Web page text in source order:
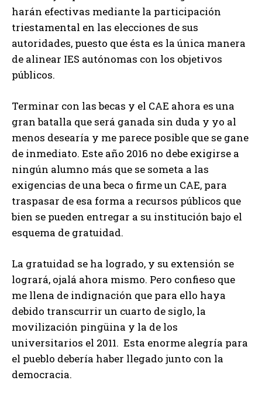
harán efectivas mediante la participación
triestamental en las elecciones de sus
autoridades, puesto que ésta es la única manera
de alinear IES autónomas con los objetivos
públicos.
Terminar con las becas y el CAE ahora es una
gran batalla que será ganada sin duda y yo al
menos desearía y me parece posible que se gane
de inmediato. Este año 2016 no debe exigirse a
ningún alumno más que se someta a las
exigencias de una beca o firme un CAE, para
traspasar de esa forma a recursos públicos que
bien se pueden entregar a su institución bajo el
esquema de gratuidad.
La gratuidad se ha logrado, y su extensión se
logrará, ojalá ahora mismo. Pero confieso que
me llena de indignación que para ello haya
debido transcurrir un cuarto de siglo, la
movilización pingüina y la de los
universitarios el 2011. Esta enorme alegría para
el pueblo debería haber llegado junto con la
democracia.